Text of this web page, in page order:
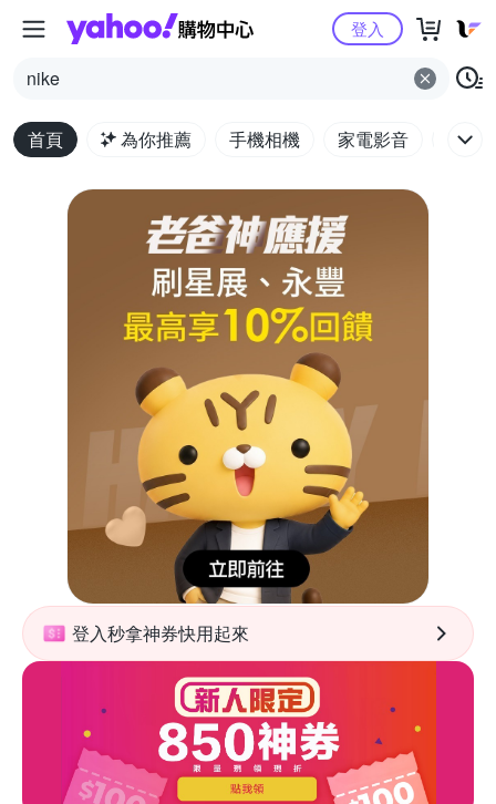
Yahoo購物中心
nike
登入
首頁 為你推薦 手機相機 家電影音 電腦
登入秒拿神券快用起來